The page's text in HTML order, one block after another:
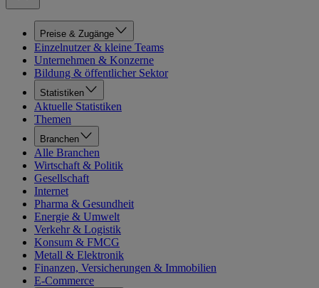
Preise & Zugänge
Einzelnutzer & kleine Teams
Unternehmen & Konzerne
Bildung & öffentlicher Sektor
Statistiken
Aktuelle Statistiken
Themen
Branchen
Alle Branchen
Wirtschaft & Politik
Gesellschaft
Internet
Pharma & Gesundheit
Energie & Umwelt
Verkehr & Logistik
Konsum & FMCG
Metall & Elektronik
Finanzen, Versicherungen & Immobilien
E-Commerce